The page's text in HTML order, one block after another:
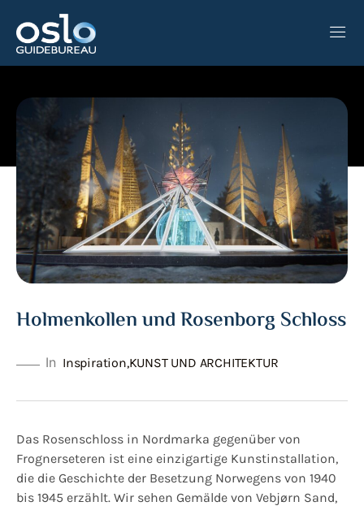
KONTAKT
DE EN
Holmenkollen und Rosenborg Schloss
In Inspiration,KUNST UND ARCHITEKTUR
Das Rosenschloss in Nordmarka gegenüber von
Frognerseteren ist eine einzigartige Kunstinstallation,
die die Geschichte der Besetzung Norwegens von 1940
bis 1945 erzählt. Wir sehen Gemälde von Vebjørn Sand,